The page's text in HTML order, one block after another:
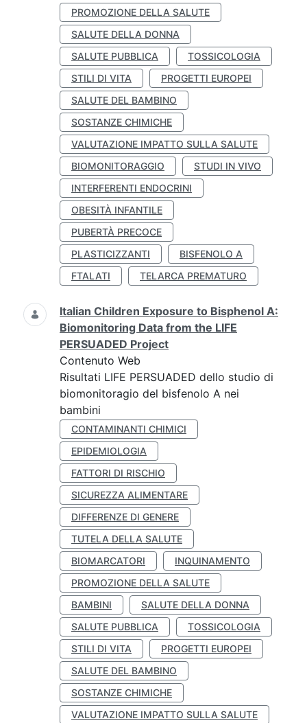
PROMOZIONE DELLA SALUTE
SALUTE DELLA DONNA
SALUTE PUBBLICA
TOSSICOLOGIA
STILI DI VITA
PROGETTI EUROPEI
SALUTE DEL BAMBINO
SOSTANZE CHIMICHE
VALUTAZIONE IMPATTO SULLA SALUTE
BIOMONITORAGGIO
STUDI IN VIVO
INTERFERENTI ENDOCRINI
OBESITÀ INFANTILE
PUBERTÀ PRECOCE
PLASTICIZZANTI
BISFENOLO A
FTALATI
TELARCA PREMATURO
Italian Children Exposure to Bisphenol A:
Biomonitoring Data from the LIFE
PERSUADED Project
Contenuto Web
Risultati LIFE PERSUADED dello studio di
biomonitoragio del bisfenolo A nei
bambini
CONTAMINANTI CHIMICI
EPIDEMIOLOGIA
FATTORI DI RISCHIO
SICUREZZA ALIMENTARE
DIFFERENZE DI GENERE
TUTELA DELLA SALUTE
BIOMARCATORI
INQUINAMENTO
PROMOZIONE DELLA SALUTE
BAMBINI
SALUTE DELLA DONNA
SALUTE PUBBLICA
TOSSICOLOGIA
STILI DI VITA
PROGETTI EUROPEI
SALUTE DEL BAMBINO
SOSTANZE CHIMICHE
VALUTAZIONE IMPATTO SULLA SALUTE